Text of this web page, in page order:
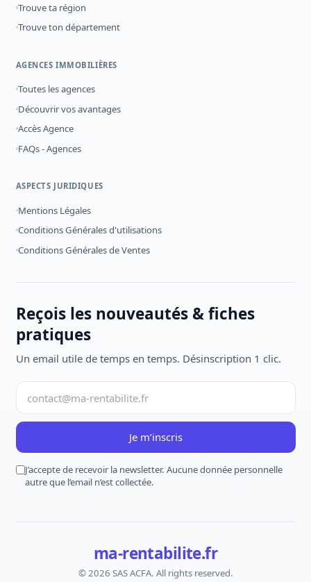
Trouve ta région
Trouve ton département
AGENCES IMMOBILIÈRES
Toutes les agences
Découvrir vos avantages
Accès Agence
FAQs - Agences
ASPECTS JURIDIQUES
Mentions Légales
Conditions Générales d'utilisations
Conditions Générales de Ventes
Reçois les nouveautés & fiches
pratiques
Un email utile de temps en temps. Désinscription 1 clic.
Je m’inscris
J’accepte de recevoir la newsletter. Aucune donnée personnelle
autre que l’email n’est collectée.
ma-rentabilite.fr
© 2026 SAS ACFA. All rights reserved.